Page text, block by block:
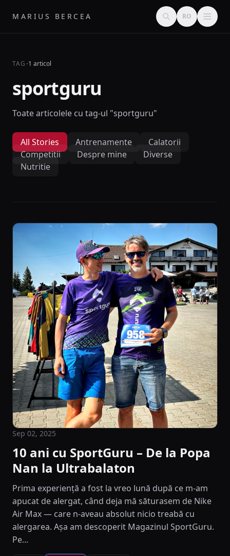
MARIUS BERCEA RO
TAG ·1 articol
sportguru
Toate articolele cu tag-ul "sportguru"
All Stories Antrenamente
Calatorii
Competitii
Despre mine
Diverse
Nutritie
Sep 02, 2025
10 ani cu SportGuru – De la Popa
Nan la Ultrabalaton
Prima experiență a fost la vreo lună după ce m-am
apucat de alergat, când deja mă săturasem de Nike
Air Max — care n-aveau absolut nicio treabă cu
alergarea. Așa am descoperit Magazinul SportGuru.
Pe...